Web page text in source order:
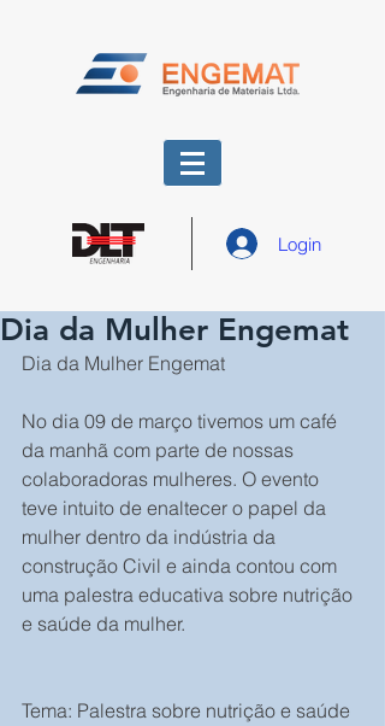
Login
Dia da Mulher Engemat
Dia da Mulher Engemat
No dia 09 de março tivemos um café
da manhã com parte de nossas
colaboradoras mulheres. O evento
teve intuito de enaltecer o papel da
mulher dentro da indústria da
construção Civil e ainda contou com
uma palestra educativa sobre nutrição
e saúde da mulher.
Tema: Palestra sobre nutrição e saúde